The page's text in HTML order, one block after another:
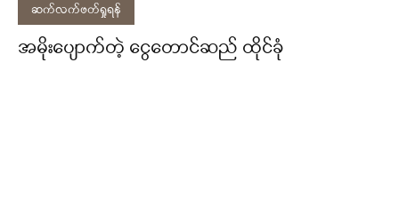
ဆက်လက်ဖတ်ရှုရန်
အမိုးပျောက်တဲ့ ငွေတောင်ဆည် ထိုင်ခုံ